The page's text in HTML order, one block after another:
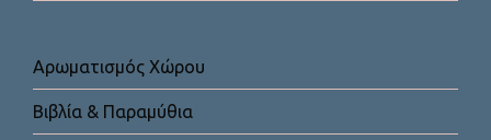
Αρωματισμός Χώρου
Βιβλία & Παραμύθια